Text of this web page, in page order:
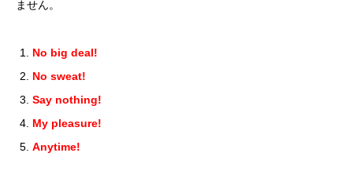
ません。
No big deal!
No sweat!
Say nothing!
My pleasure!
Anytime!